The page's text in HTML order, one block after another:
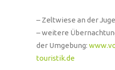
– Zeltwiese an der
– weitere
der Umgebung:
touristik.de